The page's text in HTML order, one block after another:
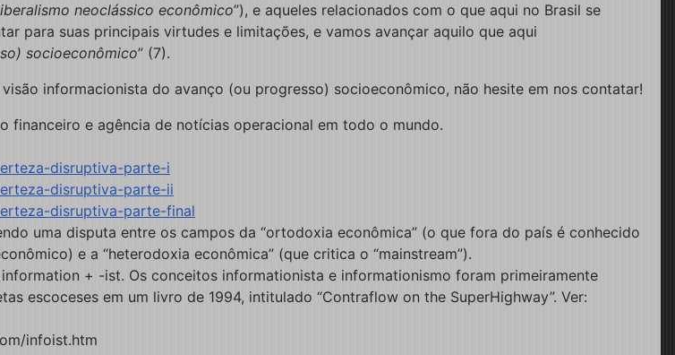
neoclássico econômico”), e aqueles relacionados com o que aqui no Brasil se
para suas principais virtudes e limitações, e vamos avançar aquilo que aqui
socioeconômico” (7).
informacionista do avanço (ou progresso) socioeconômico, não hesite em nos contatar!
financeiro e agência de notícias operacional em todo o mundo.
disruptiva-parte-i
disruptiva-parte-ii
disruptiva-parte-final
uma disputa entre os campos da “ortodoxia econômica” (o que fora do país é conhecido
e a “heterodoxia econômica” (que critica o “mainstream”).
+‎ -ist. Os conceitos informationista e informationismo foram primeiramente
escoceses em um livro de 1994, intitulado “Contraflow on the SuperHighway”. Ver:
infoist.htm